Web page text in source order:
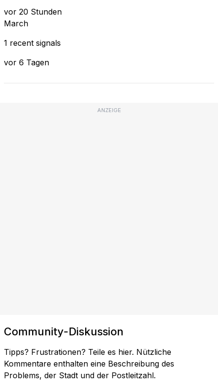
vor 20 Stunden
March
1 recent signals
vor 6 Tagen
ANZEIGE
Community-Diskussion
Tipps? Frustrationen? Teile es hier. Nützliche
Kommentare enthalten eine Beschreibung des
Problems, der Stadt und der Postleitzahl.